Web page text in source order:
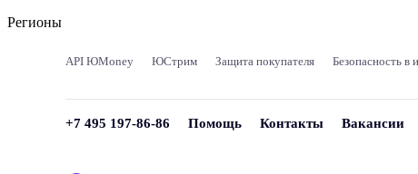
Регионы
API ЮMoney ЮСтрим Защита покупателя Безопасность в
+7 495 197-86-86 Помощь Контакты Вакансии